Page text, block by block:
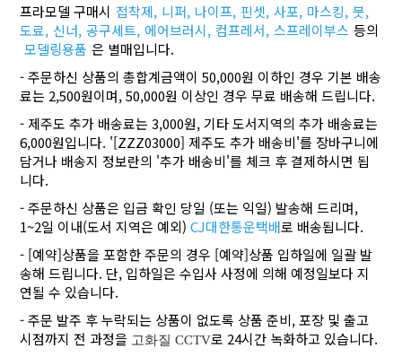
프라모델 구매시 접착제, 니퍼, 나이프, 핀셋, 사포, 마스킹, 붓,
도료, 신너, 공구세트, 에어브러시, 컴프레서, 스프레이부스 등의
모델링용품 은 별매입니다.
- 주문하신 상품의 총합계금액이 50,000원 이하인 경우 기본 배송
료는 2,500원이며, 50,000원 이상인 경우 무료 배송해 드립니다.
- 제주도 추가 배송료는 3,000원, 기타 도서지역의 추가 배송료는
6,000원입니다. '[ZZZ03000] 제주도 추가 배송비'를 장바구니에
담거나 배송지 정보란의 '추가 배송비'를 체크 후 결제하시면 됩
니다.
- 주문하신 상품은 입금 확인 당일 (또는 익일) 발송해 드리며,
1~2일 이내(도서 지역은 예외)CJ대한통운택배로 배송됩니다.
- [예약]상품을 포함한 주문의 경우 [예약]상품 입하일에 일괄 발
송해 드립니다. 단, 입하일은 수입사 사정에 의해 예정일보다 지
연될 수 있습니다.
- 주문 발주 후 누락되는 상품이 없도록 상품 준비, 포장 및 출고
시점까지 전 과정을 고화질 CCTV로 24시간 녹화하고 있습니다.